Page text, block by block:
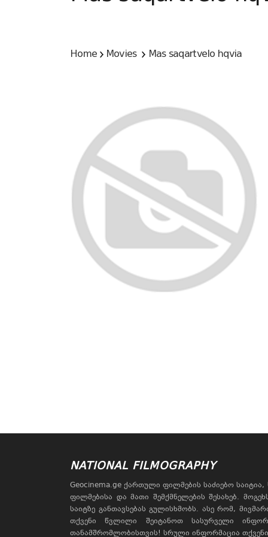
Home Movies Mas saqartvelo hqvia
NATIONAL FILMOGRAPHY
Geocinema.ge ქართული ფილმების საძიებო
ფილმებისა და მათი შემქმნელების შესახებ.
საიტზე განთავსებას გულისხმობს. ასე რომ,
თქვენი წვლილი შეიტანოთ სასურველი
თანამშრომლობისთვის! სრული ინფორმაცია